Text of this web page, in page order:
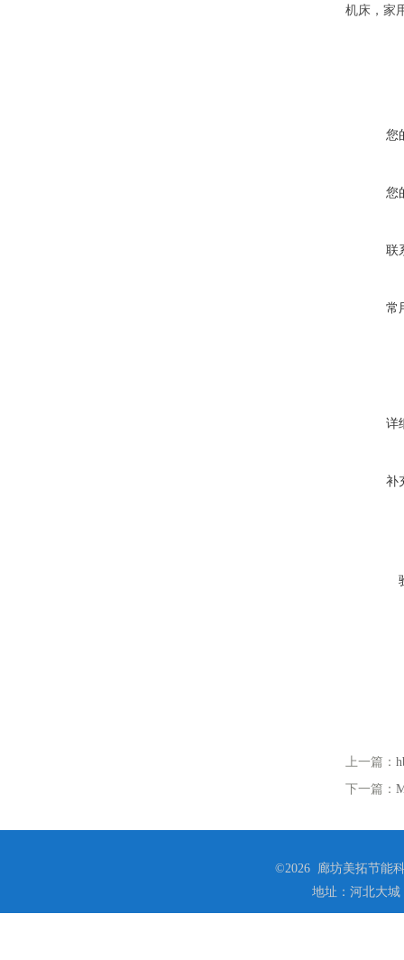
机床，家
您
您
联
常
详
补
上一篇：
下一篇：
©2026 廊坊美拓节能
地址：河北大城